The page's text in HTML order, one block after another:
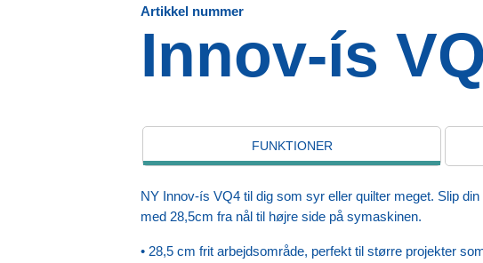
Artikkel nummer
Innov-ís
FUNKTIONER
NY Innov-ís VQ4 til dig som syr eller quilter meget. Slip
med 28,5cm fra nål til højre side på symaskinen.
• 28,5 cm frit arbejdsområde, perfekt til større projekter